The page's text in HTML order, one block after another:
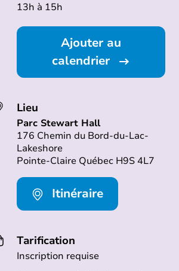
13h à 15h
Ajouter au
calendrier
Lieu
Parc Stewart Hall
176 Chemin du Bord-du-Lac-
Lakeshore
Pointe-Claire Québec H9S 4L7
Itinéraire
Tarification
Inscription requise